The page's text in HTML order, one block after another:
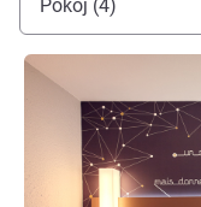
Pokój (4)
Pokaż szczegóły